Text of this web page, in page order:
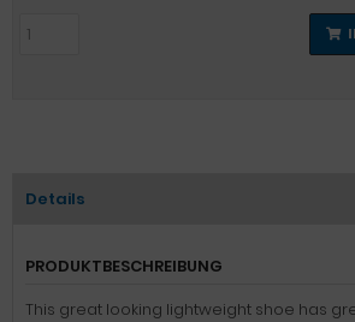
Details
PRODUKTBESCHREIBUNG
This great looking lightweight shoe has